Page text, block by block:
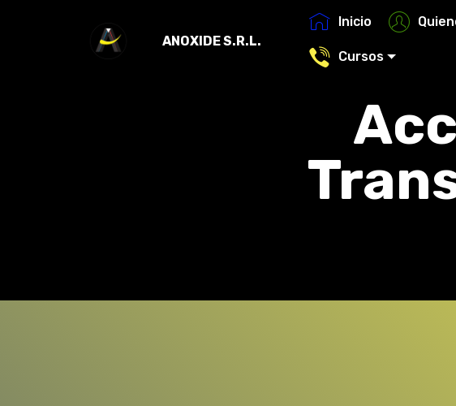
ANOXIDE S.R.L.
Inicio
Cursos